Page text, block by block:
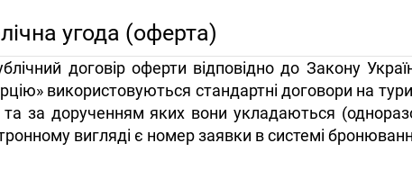
угода (оферта)
договір оферти відповідно до Закону
використовуються стандартні договори на
та за дорученням яких вони укладаються
вигляді є номер заявки в системі